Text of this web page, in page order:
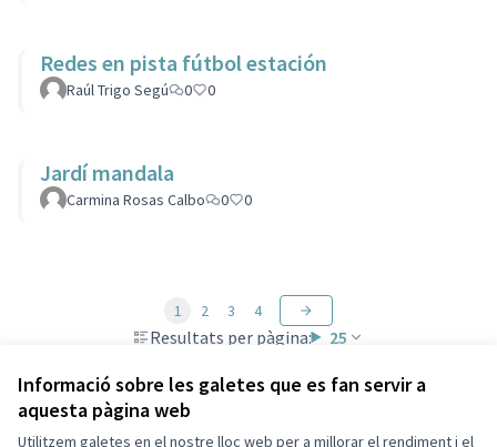
Informació sobre les galetes que es fan servir a
aquesta pàgina web
Utilitzem galetes en el nostre lloc web per a millorar el rendiment i el
Redes en pista fútbol estación
Raúl Trigo Segú 0 0
Jardí mandala
Carmina Rosas Calbo 0 0
Resultats per pàgina: 25
1 2 3 4